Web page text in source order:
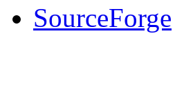
SourceForge